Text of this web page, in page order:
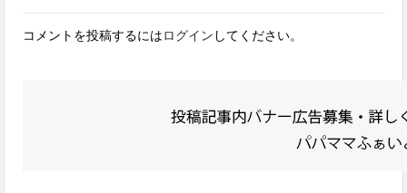
コメントを投稿するにはログイン してください。